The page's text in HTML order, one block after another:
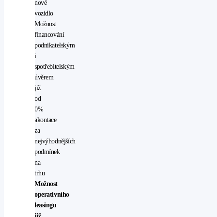
nové
vozidlo
Možnost
financování
podnikatelským
i
spotřebitelským
úvěrem
již
od
0%
akontace
za
nejvýhodnějších
podmínek
na
trhu
Možnost
operativního
leasingu